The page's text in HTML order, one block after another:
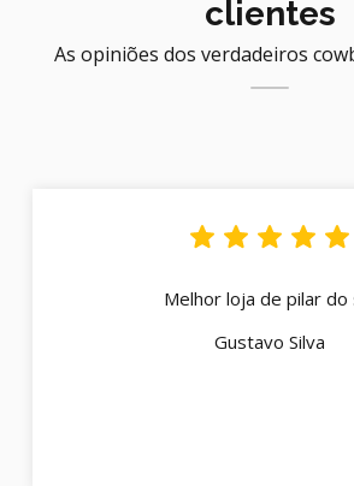
clientes
As opiniões dos verdadeiros
Melhor loja de pilar do
Gustavo Silva